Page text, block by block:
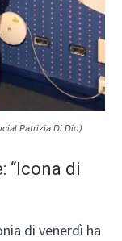
Patrizia Di Dio)
“Icona di
di venerdì ha